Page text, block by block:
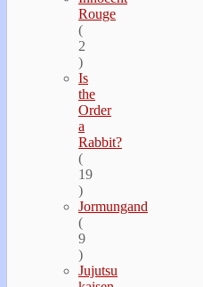
Rouge
(
2
)
Is
the
Order
a
Rabbit?
(
19
)
Jormungand
(
9
)
Jujutsu